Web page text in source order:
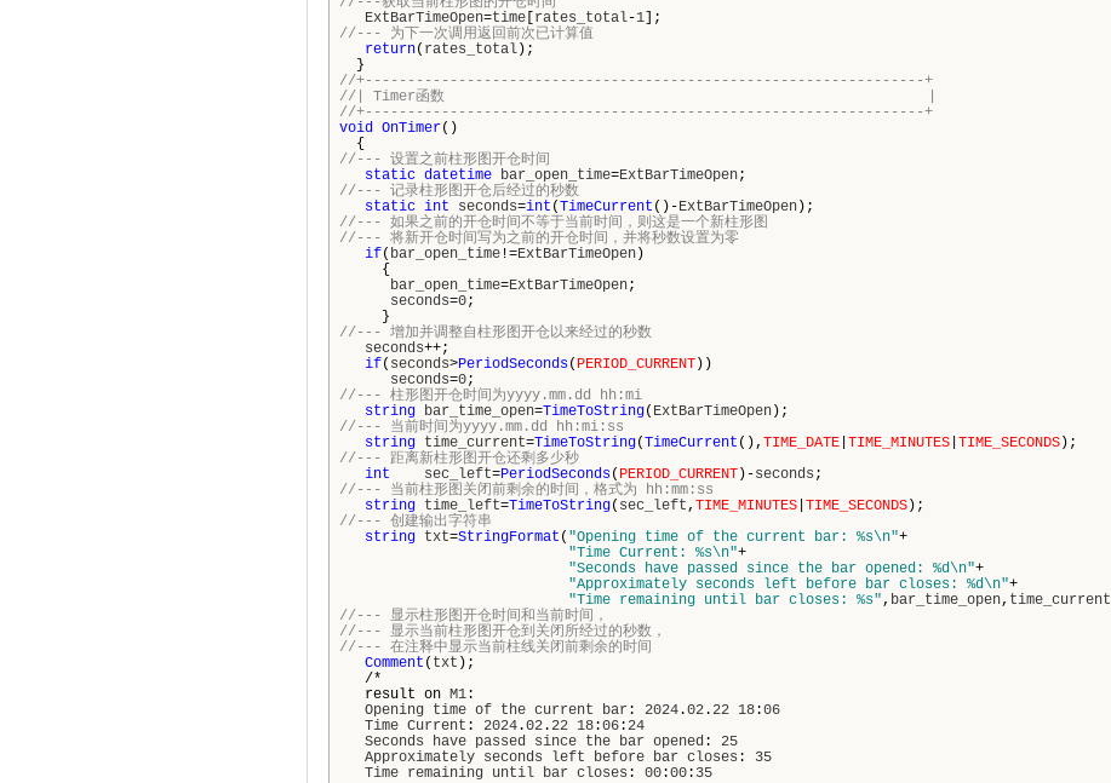
ExtBarTimeOpen=time rates_total-1 ];
//--- 为下一次调用返回前次已计算值
return( rates_total );
}
//+------------------------------------------------------------------+
//| Timer函数 |
//+------------------------------------------------------------------+
void OnTimer()
{
//--- 设置之前柱形图开仓时间
static datetime bar_open_time=ExtBarTimeOpen;
//--- 记录柱形图开仓后经过的秒数
static int seconds=int (TimeCurrent ()-ExtBarTimeOpen );
//--- 如果之前的开仓时间不等于当前时间，则这是一个新柱形图
//--- 将新开仓时间写为之前的开仓时间，并将秒数设置为零
if( bar_open_time !=ExtBarTimeOpen )
{
bar_open_time=ExtBarTimeOpen;
seconds=0;
}
//--- 增加并调整自柱形图开仓以来经过的秒数
seconds++;
if( seconds>PeriodSeconds( PERIOD_CURRENT ))
seconds=0;
//--- 柱形图开仓时间为yyyy.mm.dd hh:mi
string bar_time_open=TimeToString( ExtBarTimeOpen );
//--- 当前时间为yyyy.mm.dd hh:mi:ss
string time_current=TimeToString(TimeCurrent (), TIME_DATE TIME_MINUTES TIME_SECONDS );
//--- 距离新柱形图开仓还剩多少秒
int
sec_left=PeriodSeconds( PERIOD_CURRENT )-seconds ;
//--- 当前柱形图关闭前剩余的时间，格式为 hh:mm:ss
string time_left=TimeToString( sec_left, TIME_MINUTES TIME_SECONDS );
//--- 创建输出字符串
string txt=StringFormat ( "Opening time of the current bar: %s\n"+
"Time Current: %s\n"+
"Seconds have passed since the bar opened: %d\n"+
"Approximately seconds left before bar closes: %d\n"+
"Time remaining until bar closes: %s", bar_time_open, time_current
//--- 显示柱形图开仓时间和当前时间，
//--- 显示当前柱形图开仓到关闭所经过的秒数，
//--- 在注释中显示当前柱线关闭前剩余的时间
Comment ( txt );
/*
result on M1:
Opening time of the current bar: 2024.02.22 18:06
Time Current : 2024.02.22 18:06:24
Seconds
have passed since the bar opened: 25
Approximately seconds left before bar closes : 35
Time remaining until bar closes : 00:00: 35